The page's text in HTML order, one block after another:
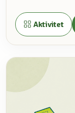
Aktivitet